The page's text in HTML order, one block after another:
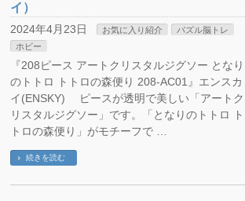
イ）
2024年4月23日 お気に入り紹介
パズル脳トレ
ホビー
『208ピース アートクリスタルジグソー となり
のトトロ トトロの森便り 208-AC01』エンスカ
イ(ENSKY) ピースが透明で美しい「アートク
リスタルジグソー」です。「となりのトトロ ト
トロの森便り」がモチーフで …
続きを読む